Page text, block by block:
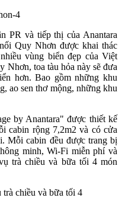
PR và tiếp thị của Anantara
Quy Nhơn được khai thác
vùng biển đẹp của Việt
toa tàu hỏa này sẽ đưa
hơn. Bao gồm những khu
ao sen thơ mộng, những khu
by Anantara" được thiết kế
cabin rộng 7,2m2 và có cửa
Mỗi cabin đều được trang bị
minh, Wi-Fi miễn phí và
trà chiều và bữa tối 4 món